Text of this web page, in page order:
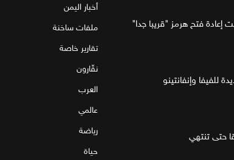
إعادة فتح هرمز "قريبا جدا"
للفيفا وإنفانتينو
حتى تنتهي
أخبار اليمن
ملفات ساخنة
تقارير خاصة
نقّارون
العرب
عالمي
رياضة
حياة